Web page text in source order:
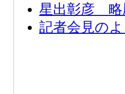
星出彰彦 略
記者会見の